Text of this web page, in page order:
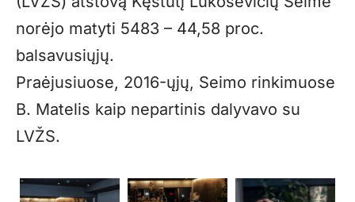
norėjo matyti 5483 – 44,58 proc.
balsavusiųjų.
Praėjusiuose, 2016-ųjų, Seimo rinkimuose
B. Matelis kaip nepartinis dalyvavo su
LVŽS.